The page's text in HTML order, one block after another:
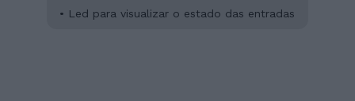
• Led para visualizar o estado das entradas